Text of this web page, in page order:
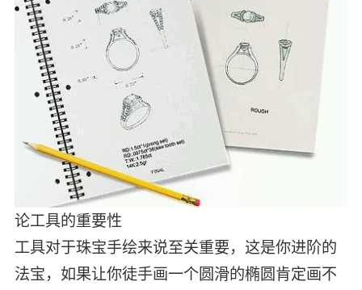
论工具的重要性
工具对于珠宝手绘来说至关重要，这是你进阶的
法宝，如果让你徒手画一个圆滑的椭圆肯定画不